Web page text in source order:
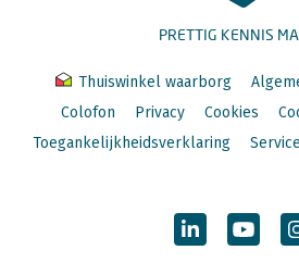
PRETTIG KENNIS
Thuiswinkel waarborg
Colofon
Privacy Cookies
Toegankelijkheidsverklaring